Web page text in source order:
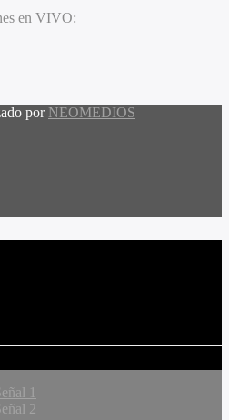
en VIVO:
por NEOMEDIOS
1
2